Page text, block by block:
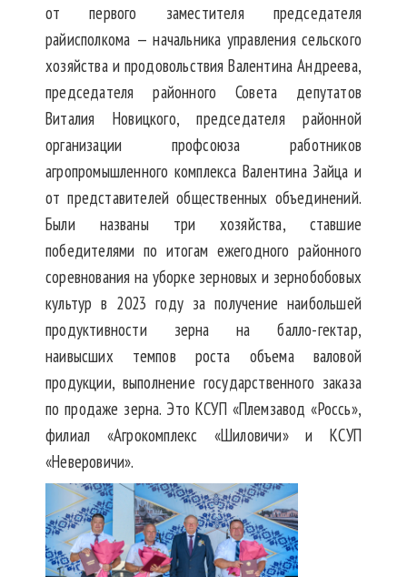
от первого заместителя председателя
райисполкома — начальника управления сельского
хозяйства и продовольствия Валентина Андреева,
председателя районного Совета депутатов
Виталия Новицкого, председателя районной
организации профсоюза работников
агропромышленного комплекса Валентина Зайца и
от представителей общественных объединений.
Были названы три хозяйства, ставшие
победителями по итогам ежегодного районного
соревнования на уборке зерновых и зернобобовых
культур в 2023 году за получение наибольшей
продуктивности зерна на балло-гектар,
наивысших темпов роста объема валовой
продукции, выполнение государственного заказа
по продаже зерна. Это КСУП «Племзавод «Россь»,
филиал «Агрокомплекс «Шиловичи» и КСУП
«Неверовичи».